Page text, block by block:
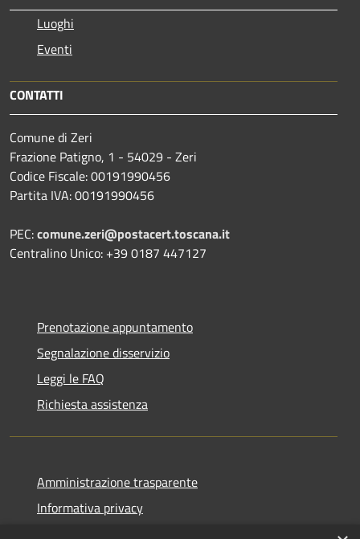
Luoghi
Eventi
CONTATTI
Comune di Zeri
Frazione Patigno, 1 - 54029 - Zeri
Codice Fiscale: 00191990456
Partita IVA: 00191990456
PEC:comune.zeri@postacert.toscana.it
Centralino Unico: +39 0187 447127
Prenotazione appuntamento
Segnalazione disservizio
Leggi le FAQ
Richiesta assistenza
Amministrazione trasparente
Informativa privacy